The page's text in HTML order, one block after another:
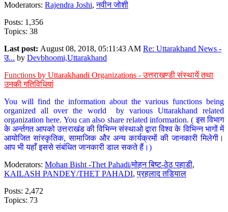
Moderators: Rajendra Joshi,नवीन जोशी
Posts: 1,356
Topics: 38
Last post: August 08, 2018, 05:11:43 AM Re: Uttarakhand News -
उ... by Devbhoomi,Uttarakhand
Functions by Uttarakhandi Organizations - उत्तराखण्डी संस्थायें तथा
उनकी गतिविधियां
You will find the information about the various functions being
organized all over the world by various Uttarakhand related
organization here. You can also share related information. ( इस विभाग
के अर्न्तगत आपको उत्तराखंड की विभिन्न संस्थाओ द्वारा विश्व के विभिन्न भागों में
आयोजित सांस्कृतिक, सामाजिक और अन्य कार्यक्रमों की जानकारी मिलेगी।
आप भी यहाँ इससे संबंधित जानकारी डाल सकते हैं।)
Moderators: Mohan Bisht -Thet Pahadi/मोहन बिष्ट-ठेठ पहाडी,
KAILASH PANDEY/THET PAHADI,प्रहलाद तडियाल
Posts: 2,472
Topics: 73